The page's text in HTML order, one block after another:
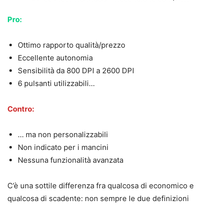
Pro:
Ottimo rapporto qualità/prezzo
Eccellente autonomia
Sensibilità da 800 DPI a 2600 DPI
6 pulsanti utilizzabili…
Contro:
… ma non personalizzabili
Non indicato per i mancini
Nessuna funzionalità avanzata
C’è una sottile differenza fra qualcosa di economico e
qualcosa di scadente: non sempre le due definizioni